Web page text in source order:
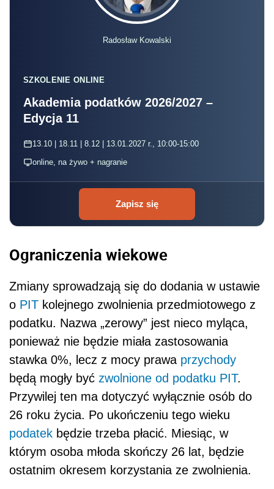
Radosław Kowalski
SZKOLENIE ONLINE
Akademia podatków 2026/2027 –
Edycja 11
13.10 | 18.11 | 8.12 | 13.01.2027 r., 10:00-15:00
online, na żywo + nagranie
Zapisz się
Ograniczenia wiekowe
Zmiany sprowadzają się do dodania w ustawie
o PIT kolejnego zwolnienia przedmiotowego z
podatku. Nazwa „zerowy” jest nieco myląca,
ponieważ nie będzie miała zastosowania
stawka 0%, lecz z mocy prawa przychody
będą mogły być zwolnione od podatku PIT.
Przywilej ten ma dotyczyć wyłącznie osób do
26 roku życia. Po ukończeniu tego wieku
podatek będzie trzeba płacić. Miesiąc, w
którym osoba młoda skończy 26 lat, będzie
ostatnim okresem korzystania ze zwolnienia.